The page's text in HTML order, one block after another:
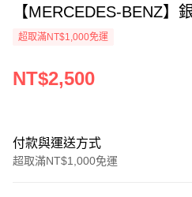
【MERCEDES-BENZ】
超取滿NT$1,000免運
NT$2,500
付款與運送方式
超取滿NT$1,000免運